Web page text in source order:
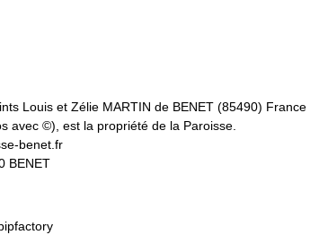
Louis et Zélie MARTIN de BENET (85490) France
avec ©), est la propriété de la Paroisse.
benet.fr
BENET